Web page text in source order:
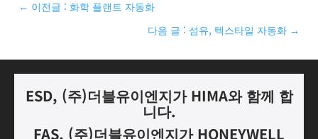
← 이전글 : 화학 플랜트 자동화
다음 글 : 섬유, 텍스타일 자동화 →
ESD, (주)더블유이엔지가 HIMA와 함께 합
니다.
FAS, (주)더블유이엔지가 HONEYWELL